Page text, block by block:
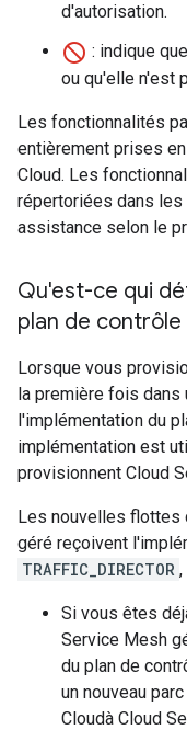
d'autorisation.
: indique
ou qu'elle n'est
Les fonctionnalités
entièrement prises
Cloud. Les
répertoriées dans les
assistance selon le
Qu'est-ce qui
plan de contrôle
Lorsque vous
la première fois dans
l'implémentation du
implémentation est
provisionnent Cloud
Les nouvelles flottes
géré reçoivent
TRAFFIC_DIRECTOR
Si vous êtes
Service Mesh
du plan de
un nouveau
Cloudà Cloud